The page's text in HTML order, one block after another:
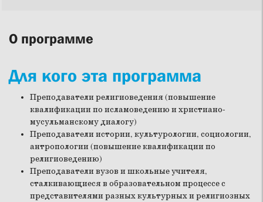
О программе
Для кого эта программа
Преподаватели религиоведения (повышение
квалификации по исламоведению и христиано-
мусульманскому диалогу)
Преподаватели истории, культурологии, социологии,
антропологии (повышение квалификации по
религиоведению)
Преподаватели вузов и школьные учителя,
сталкивающиеся в образовательном процессе с
представителями разных культурных и религиозных